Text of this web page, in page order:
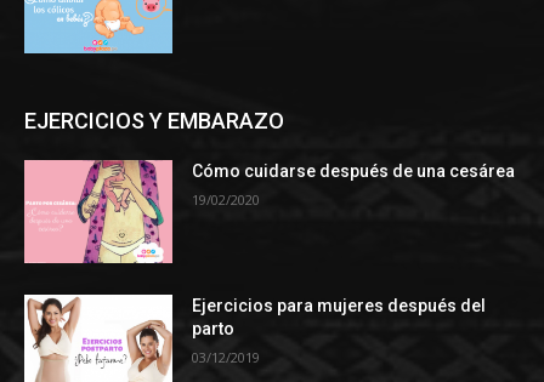
EJERCICIOS Y EMBARAZO
Cómo cuidarse después de una cesárea
19/02/2020
Ejercicios para mujeres después del
parto
03/12/2019